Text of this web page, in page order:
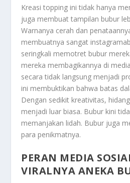
Kreasitopping ini tidak hanya
juga membuat tampilan bubur
Warnanya cerah dan
membuatnya sangat
seringkali memotret bubur
mereka membagikannya di
secara tidak langsung menjadi
ini membuktikan bahwa batas
Dengan sedikit kreativitas,
menjadi luar biasa. Bubur kini
memanjakan lidah. Bubur juga
para penikmatnya.
PERAN MEDIA
VIRALNYA ANEKA